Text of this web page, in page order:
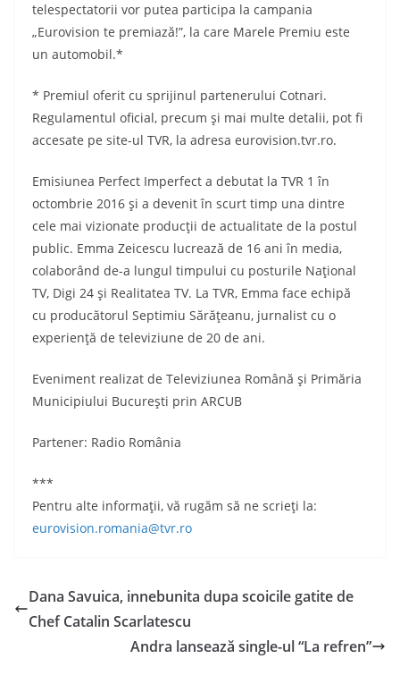
telespectatorii vor putea participa la campania
„Eurovision te premiază!”, la care Marele Premiu este
un automobil.*
* Premiul oferit cu sprijinul partenerului Cotnari.
Regulamentul oficial, precum şi mai multe detalii, pot fi
accesate pe site-ul TVR, la adresa eurovision.tvr.ro.
Emisiunea Perfect Imperfect a debutat la TVR 1 în
octombrie 2016 şi a devenit în scurt timp una dintre
cele mai vizionate producţii de actualitate de la postul
public. Emma Zeicescu lucrează de 16 ani în media,
colaborând de-a lungul timpului cu posturile Naţional
TV, Digi 24 şi Realitatea TV. La TVR, Emma face echipă
cu producătorul Septimiu Sărăţeanu, jurnalist cu o
experienţă de televiziune de 20 de ani.
Eveniment realizat de Televiziunea Română şi Primăria
Municipiului Bucureşti prin ARCUB
Partener: Radio România
***
Pentru alte informaţii, vă rugăm să ne scrieţi la:
eurovision.romania@tvr.ro
Dana Savuica, innebunita dupa scoicile gatite de
Chef Catalin Scarlatescu
Andra lansează single-ul “La refren”